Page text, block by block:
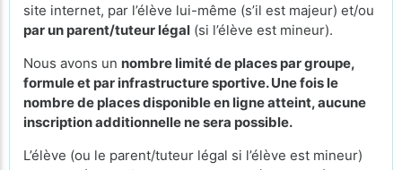
site internet, par l’élève lui-même (s’il est majeur) et/ou
par un parent/tuteur légal (si l’élève est mineur).
Nous avons un nombre limité de places par groupe,
formule et par infrastructure sportive. Une fois le
nombre de places disponible en ligne atteint, aucune
inscription additionnelle ne sera possible.
L’élève (ou le parent/tuteur légal si l’élève est mineur)